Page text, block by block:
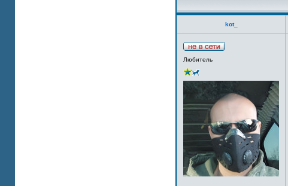
kot_
Любитель